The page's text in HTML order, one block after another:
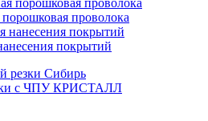
проволока
покрытий
резки Сибирь
с ЧПУ КРИСТАЛЛ